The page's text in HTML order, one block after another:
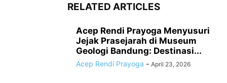
RELATED ARTICLES
Acep Rendi Prayoga Menyusuri
Jejak Prasejarah di Museum
Geologi Bandung: Destinasi...
Acep Rendi Prayoga - April 23, 2026